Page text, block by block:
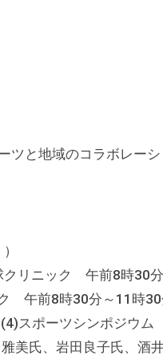
と地域のコラボレー
クリニック 午前8時30
ク 午前8時30分～11時
スポーツシンポジウ
美氏、岩田良子氏、酒